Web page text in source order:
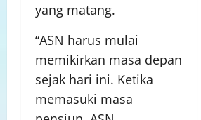
yang matang.
“ASN harus mulai
memikirkan masa depan
sejak hari ini. Ketika
memasuki masa